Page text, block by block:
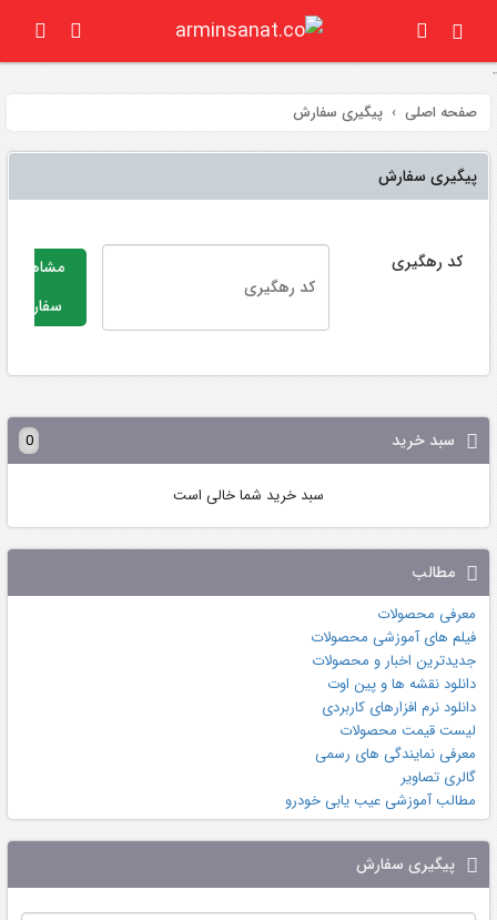
پیگیری سفارش
صفحه اصلی پیگیری سفارش
سبد خرید 0
سبد خرید شما خالی است
مطالب
معرفی محصولات
فیلم های آموزشی محصولات
جدیدترین اخبار و محصولات
دانلود نقشه ها و پین اوت
دانلود نرم افزارهای کاربردی
لیست قیمت محصولات
معرفی نمایندگی های رسمی
گالری تصاویر
مطالب آموزشی عیب یابی خودرو
پیگیری سفارش
پیگیری سفارش
کد رهگیری
مشاهده
سفارش
شماره کارت: 5022291087651665
شماره شبا: 730570310680010759648101
شناسه سفارش:
کد رهگیری سفارش: